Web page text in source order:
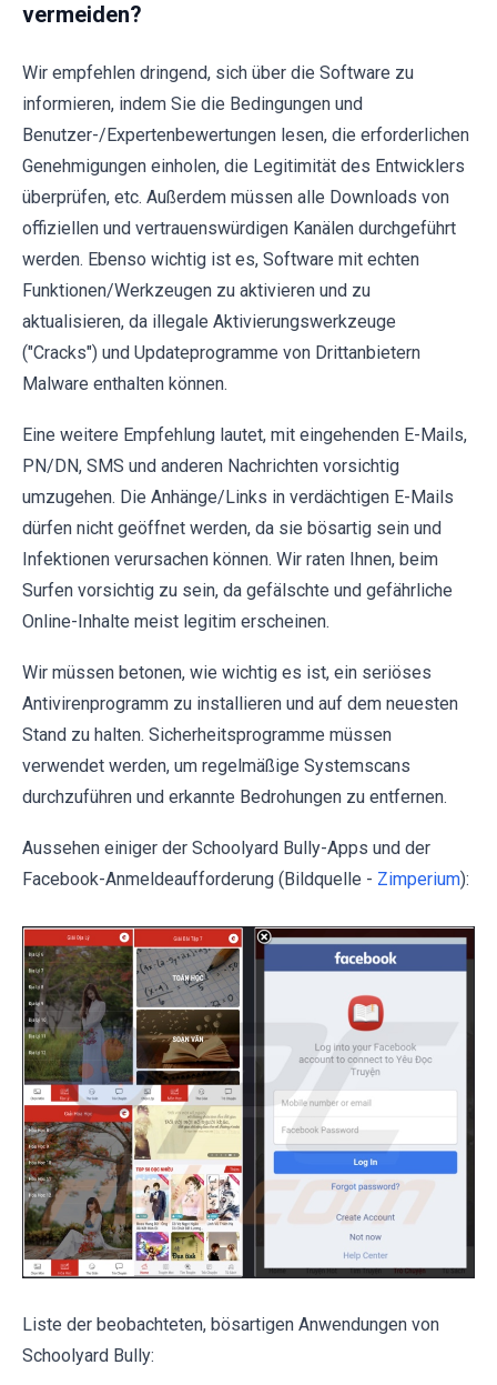
vermeiden?
Wir empfehlen dringend, sich über die Software zu
informieren, indem Sie die Bedingungen und
Benutzer-/Expertenbewertungen lesen, die erforderlichen
Genehmigungen einholen, die Legitimität des Entwicklers
überprüfen, etc. Außerdem müssen alle Downloads von
offiziellen und vertrauenswürdigen Kanälen durchgeführt
werden. Ebenso wichtig ist es, Software mit echten
Funktionen/Werkzeugen zu aktivieren und zu
aktualisieren, da illegale Aktivierungswerkzeuge
("Cracks") und Updateprogramme von Drittanbietern
Malware enthalten können.
Eine weitere Empfehlung lautet, mit eingehenden E-Mails,
PN/DN, SMS und anderen Nachrichten vorsichtig
umzugehen. Die Anhänge/Links in verdächtigen E-Mails
dürfen nicht geöffnet werden, da sie bösartig sein und
Infektionen verursachen können. Wir raten Ihnen, beim
Surfen vorsichtig zu sein, da gefälschte und gefährliche
Online-Inhalte meist legitim erscheinen.
Wir müssen betonen, wie wichtig es ist, ein seriöses
Antivirenprogramm zu installieren und auf dem neuesten
Stand zu halten. Sicherheitsprogramme müssen
verwendet werden, um regelmäßige Systemscans
durchzuführen und erkannte Bedrohungen zu entfernen.
Aussehen einiger der Schoolyard Bully-Apps und der
Facebook-Anmeldeaufforderung (Bildquelle - Zimperium):
Liste der beobachteten, bösartigen Anwendungen von
Schoolyard Bully: